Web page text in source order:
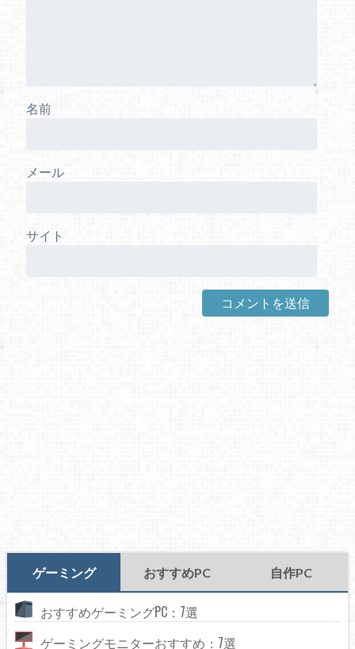
名前
メール
サイト
ゲーミング おすすめPC 自作PC
おすすめゲーミングPC：7選
ゲーミングモニターおすすめ：7選